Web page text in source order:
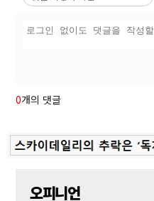
0개의 댓글
오피니언